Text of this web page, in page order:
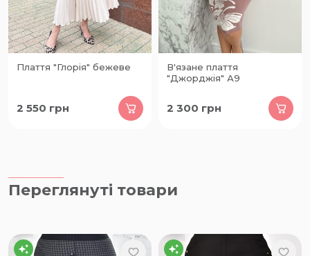
Плаття "Глорія" бежеве
2 550 грн
В'язане плаття
"Джорджія" А9
2 300 грн
Переглянуті товари